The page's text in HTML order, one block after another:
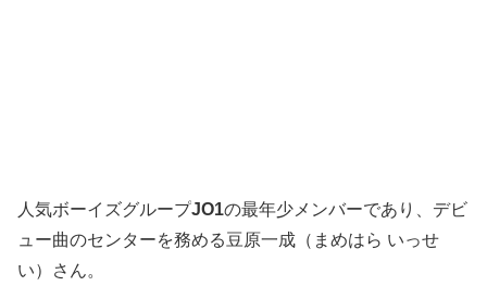
人気ボーイズグループJO1の最年少メンバーであり、デビ
ュー曲のセンターを務める豆原一成（まめはら いっせ
い）さん。